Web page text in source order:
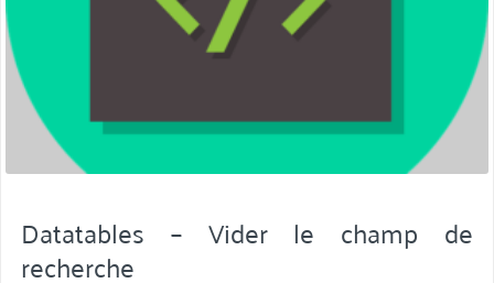
Datatables – Vider le champ de
recherche